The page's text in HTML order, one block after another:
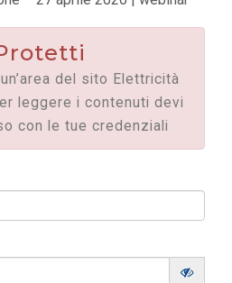
del sito Elettricità
leggere i contenuti devi
con le tue credenziali